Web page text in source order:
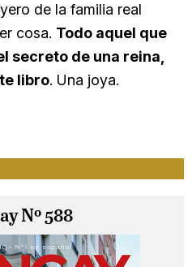
de la familia real
cosa. Todo aquel que
secreto de una reina,
libro. Una joya.
Nº 588